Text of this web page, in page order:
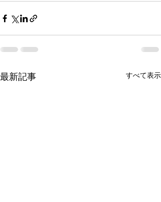
最新記事 すべて表示